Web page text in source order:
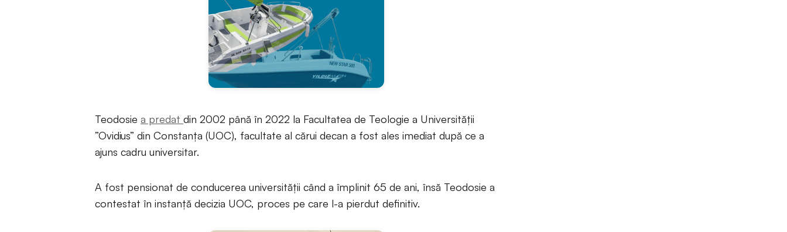
Teodosie a predat din 2002 până în 2022 la Facultatea de Teologie a Universității
”Ovidius” din Constanța (UOC), facultate al cărui decan a fost ales imediat după ce a
ajuns cadru universitar.
A fost pensionat de conducerea universității când a împlinit 65 de ani, însă Teodosie a
contestat în instanță decizia UOC, proces pe care l-a pierdut definitiv.